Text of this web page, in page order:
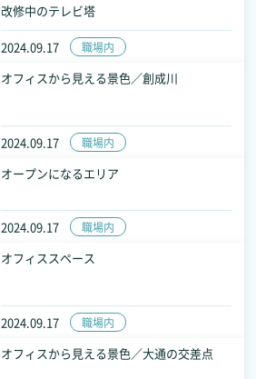
2024.09.17 職場内
改修中のテレビ塔
2024.09.17 職場内
オフィスから見える景色／創成川
2024.09.17 職場内
オープンになるエリア
2024.09.17 職場内
オフィススペース
オフィスから見える景色／大通の交差点